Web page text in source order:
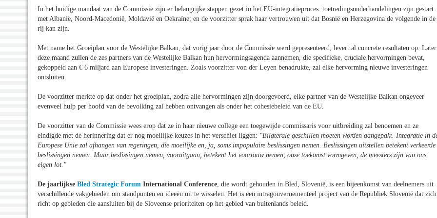
In het huidige mandaat van de Commissie zijn er belangrijke stappen gezet in het EU-integratieproces: toetredingsonderhandelingen zijn gestart
met Albanië, Noord-Macedonië, Moldavië en Oekraïne; en de voorzitter sprak haar vertrouwen uit dat Bosnië en Herzegovina de volgende in de
rij kan zijn.
Met name het Groeiplan voor de Westelijke Balkan, dat vorig jaar door de Commissie werd gepresenteerd, levert al concrete resultaten op. Later
deze maand zullen de zes partners van de Westelijke Balkan hun hervormingsagenda aannemen, die specifieke, cruciale hervormingen bevat,
gekoppeld aan € 6 miljard aan Europese investeringen. Zoals voorzitter von der Leyen benadrukte, zal elke hervorming nieuwe investeringen
ontsluiten.
De voorzitter merkte op dat onder het groeiplan, zodra alle hervormingen zijn doorgevoerd, elke partner van de Westelijke Balkan ongeveer
evenveel hulp per hoofd van de bevolking zal hebben ontvangen als onder het cohesiebeleid van de EU.
De voorzitter van de Commissie wees erop dat ze in haar nieuwe college een toegewijde commissaris voor uitbreiding zal benoemen en ze
eindigde met de herinnering dat er nog moeilijke keuzes in het verschiet liggen: "Bilaterale geschillen moeten worden aangepakt. Integratie in
Europese Unie zal afhangen van regeringen, die moeilijke en, ja, soms impopulaire beslissingen nemen. Beslissingen uitstellen betekent verkeerde
beslissingen nemen. Maar beslissingen nemen, vooruitgaan, betekent het voortouw nemen, onze toekomst vormgeven, de meesters zijn van ons
eigen lot."
De jaarlijkse Bled Strategic Forum International Conference , die wordt gehouden in Bled, Slovenië, is een bijeenkomst van deelnemers uit
verschillende vakgebieden om standpunten en ideeën uit te wisselen. Het is een intragouvernementeel project van de Republiek Slovenië dat zich
richt op gebieden die aansluiten bij de Sloveense prioriteiten op het gebied van buitenlands beleid.